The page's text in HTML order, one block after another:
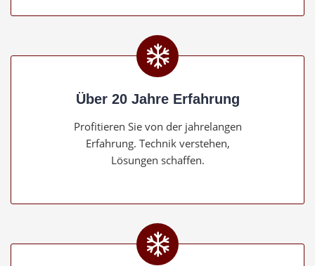
Über 20 Jahre Erfahrung
Profitieren Sie von der jahrelangen
Erfahrung. Technik verstehen,
Lösungen schaffen.